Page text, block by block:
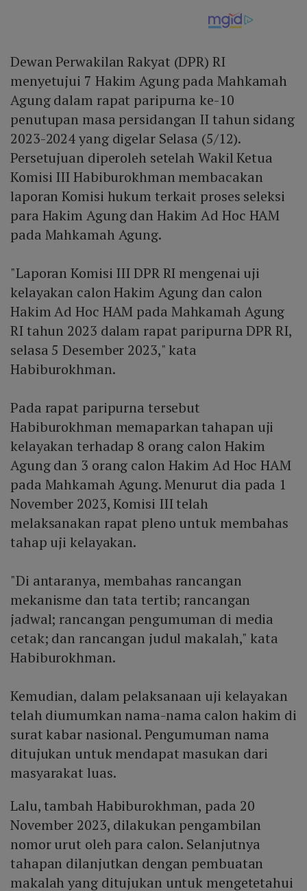
Dewan Perwakilan Rakyat (DPR) RI
menyetujui 7 Hakim Agung pada Mahkamah
Agung dalam rapat paripurna ke-10
penutupan masa persidangan II tahun sidang
2023-2024 yang digelar Selasa (5/12).
Persetujuan diperoleh setelah Wakil Ketua
Komisi III Habiburokhman membacakan
laporan Komisi hukum terkait proses seleksi
para Hakim Agung dan Hakim Ad Hoc HAM
pada Mahkamah Agung.
"Laporan Komisi III DPR RI mengenai uji
kelayakan calon Hakim Agung dan calon
Hakim Ad Hoc HAM pada Mahkamah Agung
RI tahun 2023 dalam rapat paripurna DPR RI,
selasa 5 Desember 2023," kata
Habiburokhman.
Pada rapat paripurna tersebut
Habiburokhman memaparkan tahapan uji
kelayakan terhadap 8 orang calon Hakim
Agung dan 3 orang calon Hakim Ad Hoc HAM
pada Mahkamah Agung. Menurut dia pada 1
November 2023, Komisi III telah
melaksanakan rapat pleno untuk membahas
tahap uji kelayakan.
"Di antaranya, membahas rancangan
mekanisme dan tata tertib; rancangan
jadwal; rancangan pengumuman di media
cetak; dan rancangan judul makalah," kata
Habiburokhman.
Kemudian, dalam pelaksanaan uji kelayakan
telah diumumkan nama-nama calon hakim di
surat kabar nasional. Pengumuman nama
ditujukan untuk mendapat masukan dari
masyarakat luas.
Lalu, tambah Habiburokhman, pada 20
November 2023, dilakukan pengambilan
nomor urut oleh para calon. Selanjutnya
tahapan dilanjutkan dengan pembuatan
makalah yang ditujukan untuk mengetetahui